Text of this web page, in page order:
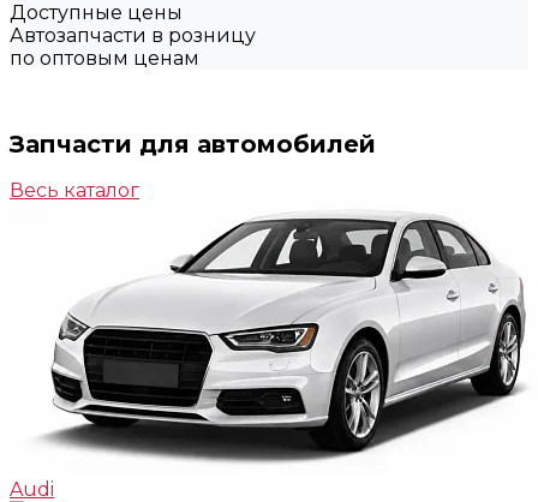
Доступные цены
Автозапчасти в розницу
по оптовым ценам
Запчасти для автомобилей
Весь каталог
Audi